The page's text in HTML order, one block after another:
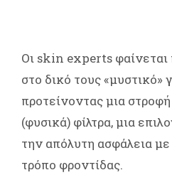
Οι skin experts
στο δικό τους «μυστικό»
προτείνοντας μια
(φυσικά) φίλτρα, μια
την απόλυτη ασφάλεια
τρόπο φροντίδας.